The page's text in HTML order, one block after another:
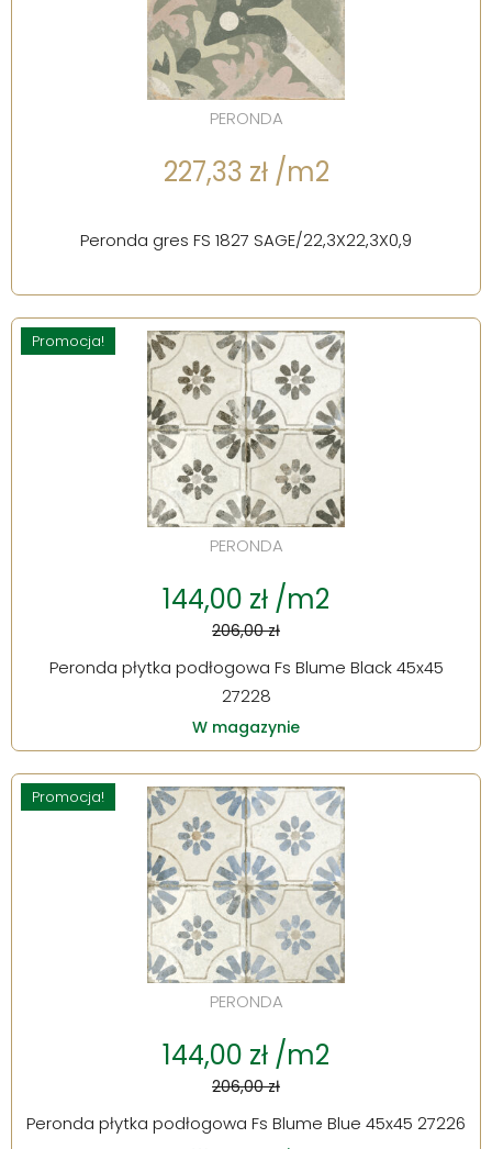
PERONDA
227,33 zł /m2
Peronda gres FS 1827 SAGE/22,3X22,3X0,9
Promocja!
PERONDA
144,00 zł /m2
206,00 zł
Peronda płytka podłogowa Fs Blume Black 45x45
27228
W magazynie
Promocja!
PERONDA
144,00 zł /m2
206,00 zł
Peronda płytka podłogowa Fs Blume Blue 45x45 27226